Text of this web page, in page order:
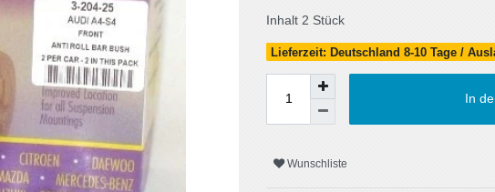
Inhalt 2 Stück
Lieferzeit: Deutschland 8-10 Tage /
In
Wunschliste